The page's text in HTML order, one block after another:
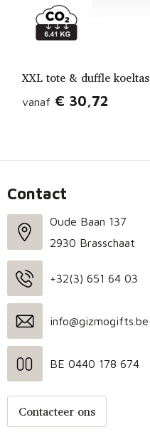
XXL tote & duffle koeltas
vanaf € 30,72
Contact
Oude Baan 137
2930 Brasschaat
+32(3) 651 64 03
info@gizmogifts.be
BE 0440 178 674
Contacteer ons